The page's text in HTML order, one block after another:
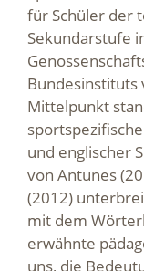
für Schüler der
Sekundarstufe
Bundesinstituts
Mittelpunkt
und englischer
von Antunes
(2012)
mit dem
erwähnte
uns, die